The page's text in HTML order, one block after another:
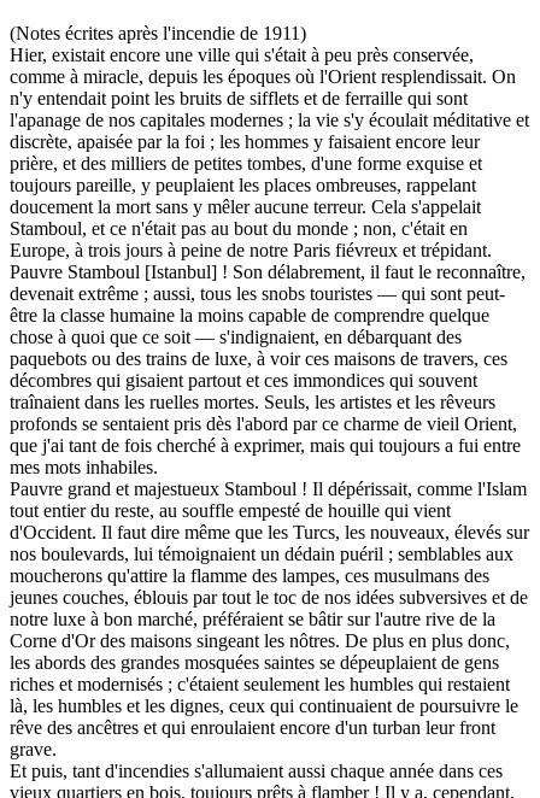
(Notes écrites après l'incendie de 1911)
Hier, existait encore une ville qui s'était à peu près conservée,
comme à miracle, depuis les époques où l'Orient resplendissait. On
n'y entendait point les bruits de sifflets et de ferraille qui sont
l'apanage de nos capitales modernes ; la vie s'y écoulait méditative et
discrète, apaisée par la foi ; les hommes y faisaient encore leur
prière, et des milliers de petites tombes, d'une forme exquise et
toujours pareille, y peuplaient les places ombreuses, rappelant
doucement la mort sans y mêler aucune terreur. Cela s'appelait
Stamboul, et ce n'était pas au bout du monde ; non, c'était en
Europe, à trois jours à peine de notre Paris fiévreux et trépidant.
Pauvre Stamboul [Istanbul] ! Son délabrement, il faut le reconnaître,
devenait extrême ; aussi, tous les snobs touristes — qui sont peut-
être la classe humaine la moins capable de comprendre quelque
chose à quoi que ce soit — s'indignaient, en débarquant des
paquebots ou des trains de luxe, à voir ces maisons de travers, ces
décombres qui gisaient partout et ces immondices qui souvent
traînaient dans les ruelles mortes. Seuls, les artistes et les rêveurs
profonds se sentaient pris dès l'abord par ce charme de vieil Orient,
que j'ai tant de fois cherché à exprimer, mais qui toujours a fui entre
mes mots inhabiles.
Pauvre grand et majestueux Stamboul ! Il dépérissait, comme l'Islam
tout entier du reste, au souffle empesté de houille qui vient
d'Occident. Il faut dire même que les Turcs, les nouveaux, élevés sur
nos boulevards, lui témoignaient un dédain puéril ; semblables aux
moucherons qu'attire la flamme des lampes, ces musulmans des
jeunes couches, éblouis par tout le toc de nos idées subversives et de
notre luxe à bon marché, préféraient se bâtir sur l'autre rive de la
Corne d'Or des maisons singeant les nôtres. De plus en plus donc,
les abords des grandes mosquées saintes se dépeuplaient de gens
riches et modernisés ; c'étaient seulement les humbles qui restaient
là, les humbles et les dignes, ceux qui continuaient de poursuivre le
rêve des ancêtres et qui enroulaient encore d'un turban leur front
grave.
Et puis, tant d'incendies s'allumaient aussi chaque année dans ces
vieux quartiers en bois, toujours prêts à flamber ! Il y a, cependant,